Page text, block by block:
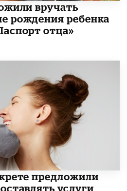
вручать
рождения ребенка
отца»
предложили
услуги